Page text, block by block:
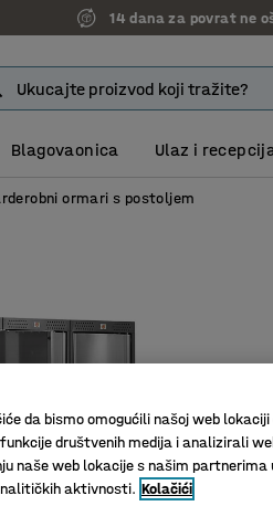
14 dana za povrat ne
Blagovaonica Ulaz i
ormari s postoljem
da bismo omogućili našoj web
društvenih medija i analizirali
naše web lokacije s našim
aktivnosti. Kolačići